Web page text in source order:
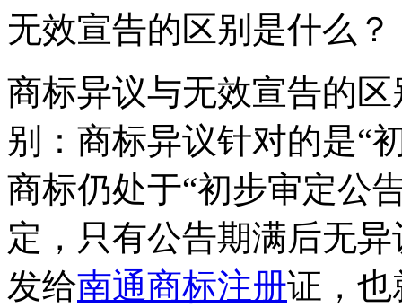
无效宣告的区别是什么？
商标异议与无效宣告的
别：商标异议针对的是“
商标仍处于“初步审定公
定，只有公告期满后无
发给南通商标注册证，也